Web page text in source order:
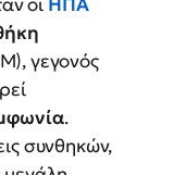
γεγονός
.
συνθηκών,